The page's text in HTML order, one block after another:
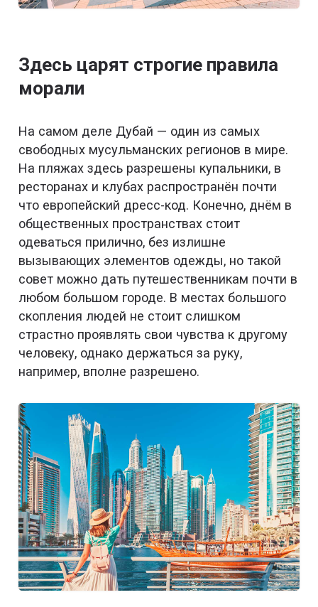
Здесь царят строгие правила
морали
На самом деле Дубай — один из самых
свободных мусульманских регионов в мире.
На пляжах здесь разрешены купальники, в
ресторанах и клубах распространён почти
что европейский дресс-код. Конечно, днём в
общественных пространствах стоит
одеваться прилично, без излишне
вызывающих элементов одежды, но такой
совет можно дать путешественникам почти в
любом большом городе. В местах большого
скопления людей не стоит слишком
страстно проявлять свои чувства к другому
человеку, однако держаться за руку,
например, вполне разрешено.